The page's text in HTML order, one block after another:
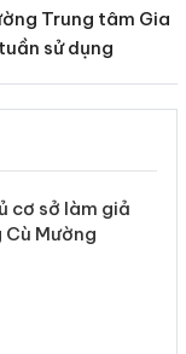
Trung tâm Gia
sử dụng
cơ sở làm giả
Mường